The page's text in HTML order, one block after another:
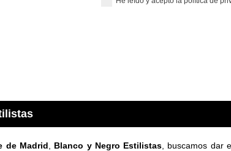
de Madrid Blanco y Negro Estilistas , buscamos dar